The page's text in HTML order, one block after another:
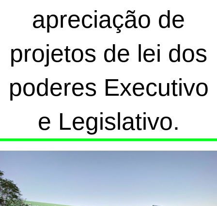
apreciação de
projetos de lei dos
poderes Executivo
e Legislativo.